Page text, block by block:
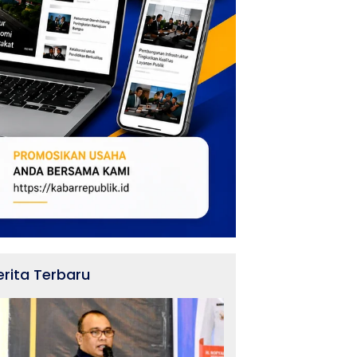
Terbaru